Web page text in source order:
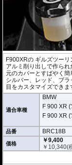
F900XRの ギルズツーリ
アルミ削り出しで作られ
元のカバーとすばやく簡
シルバー、レッド、ブ
目をカスタマイズできま
適合車種
BMW
F 900 XR
F 900 XR
品番 BRC18B
価格
￥9,400
￥ 10,340(